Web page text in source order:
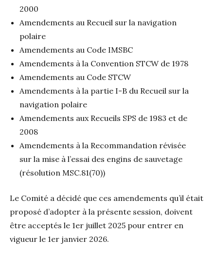
2000
Amendements au Recueil sur la navigation
polaire
Amendements au Code IMSBC
Amendements à la Convention STCW de 1978
Amendements au Code STCW
Amendements à la partie I-B du Recueil sur la
navigation polaire
Amendements aux Recueils SPS de 1983 et de
2008
Amendements à la Recommandation révisée
sur la mise à l’essai des engins de sauvetage
(résolution MSC.81(70))
Le Comité a décidé que ces amendements qu’il était
proposé d’adopter à la présente session, doivent
être acceptés le 1er juillet 2025 pour entrer en
vigueur le 1er janvier 2026.